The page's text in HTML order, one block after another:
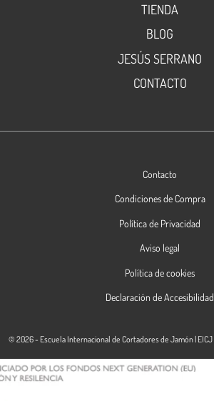
TIENDA
BLOG
JESÚS SERRANO
CONTACTO
Contacto
Condiciones de Compra
Política de Privacidad
Aviso legal
Política de cookies
Declaración de Accesibilidad
© 2026 - Escuela Internacional de Cortadores de Jamón | EICJ